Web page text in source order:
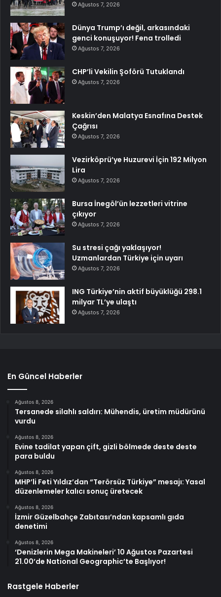
Ağustos 7, 2026
Dünya Trump’ı değil, arkasındaki
genci konuşuyor! Fena trolledi
Ağustos 7, 2026
CHP’li Vekilin Şoförü Tutuklandı
Ağustos 7, 2026
Keskin’den Malatya Esnafına Destek
Çağrısı
Ağustos 7, 2026
Vezirköprü’ye Huzurevi İçin 192 Milyon
Lira
Ağustos 7, 2026
Bursa İnegöl’ün lezzetleri vitrine
çıkıyor
Ağustos 7, 2026
Su stresi çağı yaklaşıyor!
Uzmanlardan Türkiye için uyarı
Ağustos 7, 2026
ING Türkiye’nin aktif büyüklüğü 298.1
milyar TL’ye ulaştı
Ağustos 7, 2026
En Güncel Haberler
Ağustos 8, 2026
Tersanede silahlı saldırı: Mühendis, üretim müdürünü
vurdu
Ağustos 8, 2026
Evine tadilat yapan çift, gizli bölmede deste deste
para buldu
Ağustos 8, 2026
MHP’li Feti Yıldız’dan “Terörsüz Türkiye” mesajı: Yasal
düzenlemeler kalıcı sonuç üretecek
Ağustos 8, 2026
İzmir Güzelbahçe Zabıtası’ndan kapsamlı gıda
denetimi
Ağustos 8, 2026
‘Denizlerin Mega Makineleri’ 10 Ağustos Pazartesi
21.00’de National Geographic’te Başlıyor!
Rastgele Haberler